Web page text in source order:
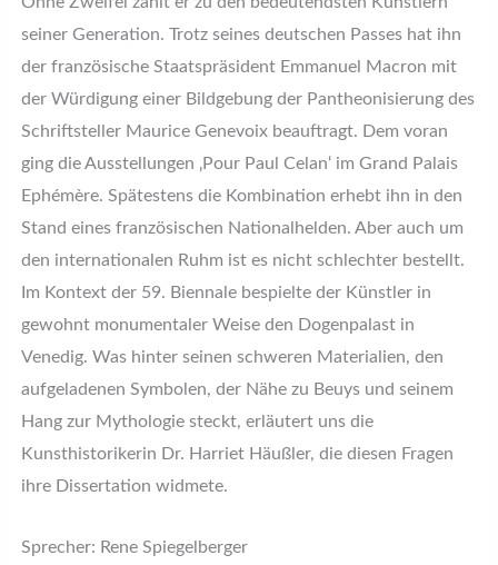
seiner Generation. Trotz seines deutschen Passes hat ihn
der französische Staatspräsident Emmanuel Macron mit
der Würdigung einer Bildgebung der Pantheonisierung des
Schriftsteller Maurice Genevoix beauftragt. Dem voran
ging die Ausstellungen ‚Pour Paul Celan‘ im Grand Palais
Ephémère. Spätestens die Kombination erhebt ihn in den
Stand eines französischen Nationalhelden. Aber auch um
den internationalen Ruhm ist es nicht schlechter bestellt.
Im Kontext der 59. Biennale bespielte der Künstler in
gewohnt monumentaler Weise den Dogenpalast in
Venedig. Was hinter seinen schweren Materialien, den
aufgeladenen Symbolen, der Nähe zu Beuys und seinem
Hang zur Mythologie steckt, erläutert uns die
Kunsthistorikerin Dr. Harriet Häußler, die diesen Fragen
ihre Dissertation widmete.
Sprecher: Rene Spiegelberger